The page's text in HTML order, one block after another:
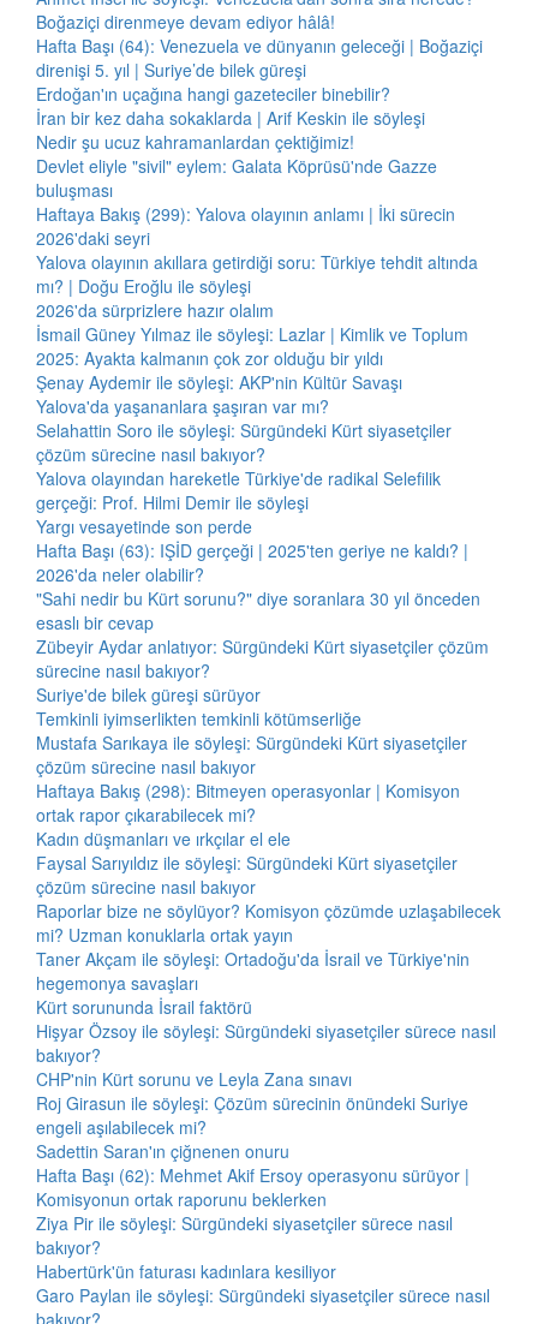
Boğaziçi direnmeye devam ediyor hâlâ!
Hafta Başı (64): Venezuela ve dünyanın geleceği | Boğaziçi
direnişi 5. yıl | Suriye’de bilek güreşi
Erdoğan'ın uçağına hangi gazeteciler binebilir?
İran bir kez daha sokaklarda | Arif Keskin ile söyleşi
Nedir şu ucuz kahramanlardan çektiğimiz!
Devlet eliyle "sivil" eylem: Galata Köprüsü'nde Gazze
buluşması
Haftaya Bakış (299): Yalova olayının anlamı | İki sürecin
2026'daki seyri
Yalova olayının akıllara getirdiği soru: Türkiye tehdit altında
mı? | Doğu Eroğlu ile söyleşi
2026'da sürprizlere hazır olalım
İsmail Güney Yılmaz ile söyleşi: Lazlar | Kimlik ve Toplum
2025: Ayakta kalmanın çok zor olduğu bir yıldı
Şenay Aydemir ile söyleşi: AKP'nin Kültür Savaşı
Yalova'da yaşananlara şaşıran var mı?
Selahattin Soro ile söyleşi: Sürgündeki Kürt siyasetçiler
çözüm sürecine nasıl bakıyor?
Yalova olayından hareketle Türkiye'de radikal Selefilik
gerçeği: Prof. Hilmi Demir ile söyleşi
Yargı vesayetinde son perde
Hafta Başı (63): IŞİD gerçeği | 2025'ten geriye ne kaldı? |
2026'da neler olabilir?
"Sahi nedir bu Kürt sorunu?" diye soranlara 30 yıl önceden
esaslı bir cevap
Zübeyir Aydar anlatıyor: Sürgündeki Kürt siyasetçiler çözüm
sürecine nasıl bakıyor?
Suriye'de bilek güreşi sürüyor
Temkinli iyimserlikten temkinli kötümserliğe
Mustafa Sarıkaya ile söyleşi: Sürgündeki Kürt siyasetçiler
çözüm sürecine nasıl bakıyor
Haftaya Bakış (298): Bitmeyen operasyonlar | Komisyon
ortak rapor çıkarabilecek mi?
Kadın düşmanları ve ırkçılar el ele
Faysal Sarıyıldız ile söyleşi: Sürgündeki Kürt siyasetçiler
çözüm sürecine nasıl bakıyor
Raporlar bize ne söylüyor? Komisyon çözümde uzlaşabilecek
mi? Uzman konuklarla ortak yayın
Taner Akçam ile söyleşi: Ortadoğu'da İsrail ve Türkiye'nin
hegemonya savaşları
Kürt sorununda İsrail faktörü
Hişyar Özsoy ile söyleşi: Sürgündeki siyasetçiler sürece nasıl
bakıyor?
CHP'nin Kürt sorunu ve Leyla Zana sınavı
Roj Girasun ile söyleşi: Çözüm sürecinin önündeki Suriye
engeli aşılabilecek mi?
Sadettin Saran'ın çiğnenen onuru
Hafta Başı (62): Mehmet Akif Ersoy operasyonu sürüyor |
Komisyonun ortak raporunu beklerken
Ziya Pir ile söyleşi: Sürgündeki siyasetçiler sürece nasıl
bakıyor?
Habertürk'ün faturası kadınlara kesiliyor
Garo Paylan ile söyleşi: Sürgündeki siyasetçiler sürece nasıl
bakıyor?